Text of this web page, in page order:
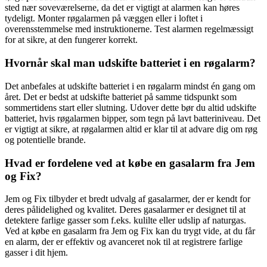
sted nær soveværelserne, da det er vigtigt at alarmen kan høres
tydeligt. Monter røgalarmen på væggen eller i loftet i
overensstemmelse med instruktionerne. Test alarmen regelmæssigt
for at sikre, at den fungerer korrekt.
Hvornår skal man udskifte batteriet i en røgalarm?
Det anbefales at udskifte batteriet i en røgalarm mindst én gang om
året. Det er bedst at udskifte batteriet på samme tidspunkt som
sommertidens start eller slutning. Udover dette bør du altid udskifte
batteriet, hvis røgalarmen bipper, som tegn på lavt batteriniveau. Det
er vigtigt at sikre, at røgalarmen altid er klar til at advare dig om røg
og potentielle brande.
Hvad er fordelene ved at købe en gasalarm fra Jem
og Fix?
Jem og Fix tilbyder et bredt udvalg af gasalarmer, der er kendt for
deres pålidelighed og kvalitet. Deres gasalarmer er designet til at
detektere farlige gasser som f.eks. kulilte eller udslip af naturgas.
Ved at købe en gasalarm fra Jem og Fix kan du trygt vide, at du får
en alarm, der er effektiv og avanceret nok til at registrere farlige
gasser i dit hjem.